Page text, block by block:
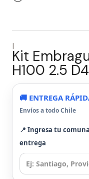
|
Kit
H100 2.5
🚚 ENTREGA
Envíos a todo Chile
📍 Ingresa tu
entrega